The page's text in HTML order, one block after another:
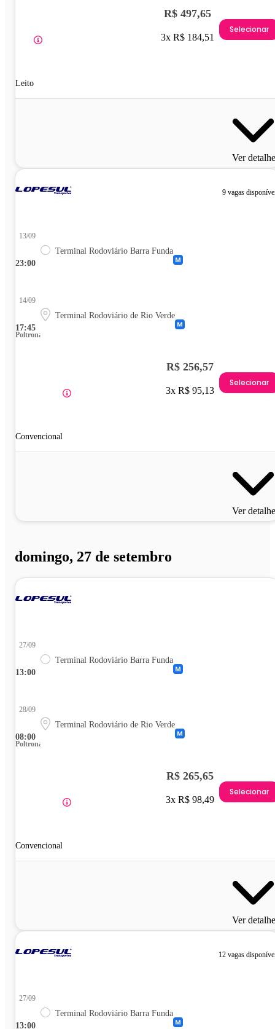
Leito
R$ 497,65
3x R$ 184,51
Selecionar
Ver
9 vagas
23:00
13/09
Terminal Rodoviário Barra Funda
17:45
14/09
Terminal Rodoviário de Rio Verde
Poltrona
Convencional
R$ 256,57
3x R$ 95,13
Selecionar
Ver
domingo, 27 de setembro
13:00
27/09
Terminal Rodoviário Barra Funda
08:00
28/09
Terminal Rodoviário de Rio Verde
Poltrona
Convencional
R$ 265,65
3x R$ 98,49
Selecionar
Ver
12 vagas
13:00
27/09
Terminal Rodoviário Barra Funda